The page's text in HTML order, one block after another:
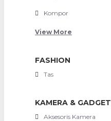
Kompor
View More
FASHION
Tas
KAMERA & GADGET
Aksesoris Kamera